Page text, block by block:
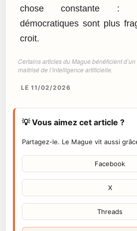
chose constante :
démocratiques sont plus
croit.
Certains articles du Mague bénéficient
maîtrisé de l’intelligence artificielle.
LE 11/02/2026
💡 Vous aimez cet article ?
Partagez-le. Le Mague vit aussi
Facebook
X
Threads